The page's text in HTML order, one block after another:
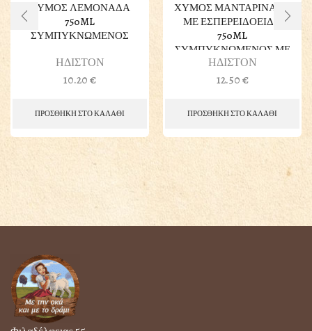
ΧΥΜΟΣ ΛΕΜΟΝΑΔΑ
750ML
ΣΥΜΠΥΚΝΩΜΕΝΟΣ
ΗΔΙΣΤΟΝ
10.20€
ΠΡΟΣΘΗΚΗ ΣΤΟ ΚΑΛΑΘΙ
ΧΥΜΟΣ ΜΑΝΤΑΡΙΝΑΔΑ
ΜΕ ΕΣΠΕΡΕΙΔΟΕΙΔΗ
750ML
ΣΥΜΠΥΚΝΩΜΕΝΟΣ ΜΕ
ΧΥΜΟ ΣΤΑΦΥΛΙΟΥ
ΗΔΙΣΤΟΝ
12.50€
ΠΡΟΣΘΗΚΗ ΣΤΟ ΚΑΛΑΘΙ